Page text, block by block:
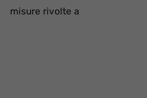
misure rivolte a